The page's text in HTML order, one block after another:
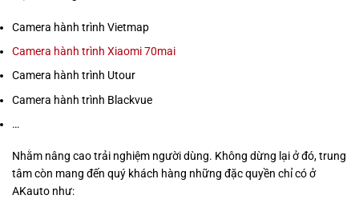
Camera hành trình Vietmap
Camera hành trình Xiaomi 70mai
Camera hành trình Utour
Camera hành trình Blackvue
…
Nhằm nâng cao trải nghiệm người dùng. Không dừng lại ở đó, trung
tâm còn mang đến quý khách hàng những đặc quyền chỉ có ở
AKauto như: